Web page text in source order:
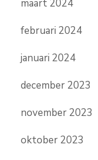
maart 2024
februari 2024
januari 2024
december 2023
november 2023
oktober 2023